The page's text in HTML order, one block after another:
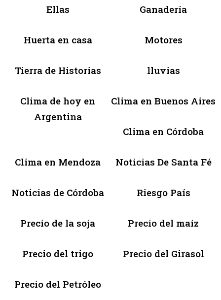
Ellas Ganadería
Huerta en casa Motores
Tierra de Historias lluvias
Clima de hoy en
Argentina
Clima en Buenos Aires
Clima en Córdoba
Clima en Mendoza Noticias De Santa Fé
Noticias de Córdoba Riesgo País
Precio de la soja Precio del maíz
Precio del trigo Precio del Girasol
Precio del Petróleo